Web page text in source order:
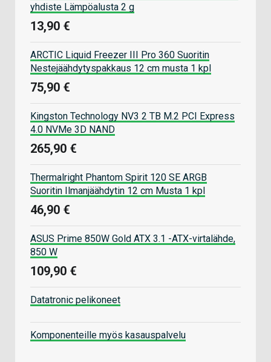
yhdiste Lämpöalusta 2 g
13,90 €
ARCTIC Liquid Freezer III Pro 360 Suoritin
Nestejäähdytyspakkaus 12 cm musta 1 kpl
75,90 €
Kingston Technology NV3 2 TB M.2 PCI Express
4.0 NVMe 3D NAND
265,90 €
Thermalright Phantom Spirit 120 SE ARGB
Suoritin Ilmanjäähdytin 12 cm Musta 1 kpl
46,90 €
ASUS Prime 850W Gold ATX 3.1 -ATX-virtalähde,
850 W
109,90 €
Datatronic pelikoneet
Komponenteille myös kasauspalvelu